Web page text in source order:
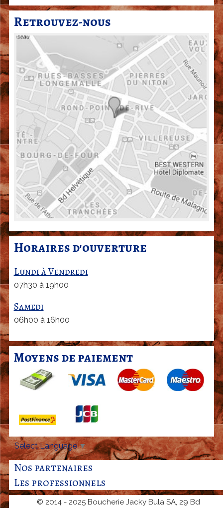
Retrouvez-nous
Horaires d'ouverture
Lundi à Vendredi
07h30 à 19h00
Samedi
06h00 à 16h00
Moyens de paiement
Select Language▼
Nos partenaires
Les professionnels
© 2014 - 2025 Boucherie Jacky Bula SA, 29 Bd